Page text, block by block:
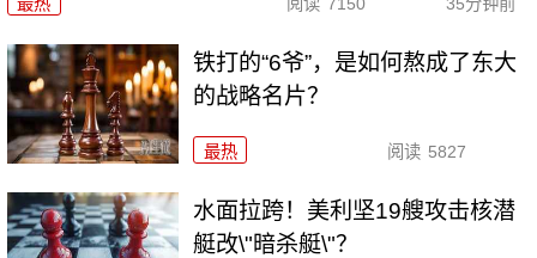
铁打的“6爷”，是如何熬成了东大
的战略名片？
最热 阅读 5827
水面拉跨！美利坚19艘攻击核潜
艇改\"暗杀艇\"？